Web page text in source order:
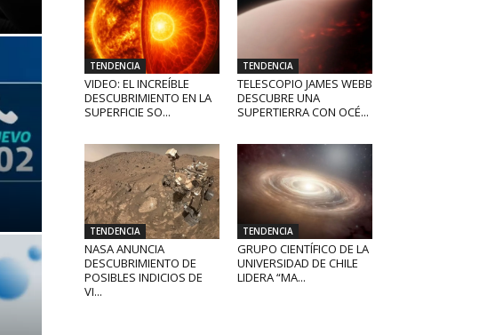
TENDENCIA
VIDEO: EL INCREÍBLE
DESCUBRIMIENTO EN LA
SUPERFICIE SO...
TENDENCIA
TELESCOPIO JAMES WEBB
DESCUBRE UNA
SUPERTIERRA CON OCÉ...
TENDENCIA
NASA ANUNCIA
DESCUBRIMIENTO DE
POSIBLES INDICIOS DE
VI...
TENDENCIA
GRUPO CIENTÍFICO DE LA
UNIVERSIDAD DE CHILE
LIDERA “MA...